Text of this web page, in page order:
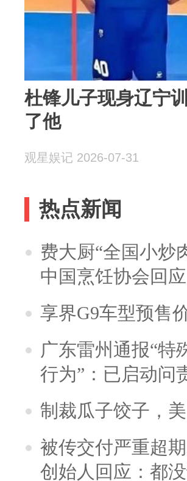
杜锋儿子现身辽宁
了他
观星娱记 2026-07-31
热点新闻
费大厨“全国小炒
中国烹饪协会回应
享界G9车型预售
广东雷州通报“特
行为”：已启动问
制裁瓜子饺子，
被传交付严重超
创始人回应：都